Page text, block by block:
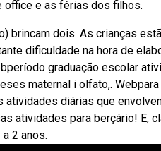
office e as férias dos filhos.
brincam dois. As crianças
dificuldade na hora de
graduação escolar
maternal i olfato,.
atividades diárias que
atividades para berçário! E,
2 anos.